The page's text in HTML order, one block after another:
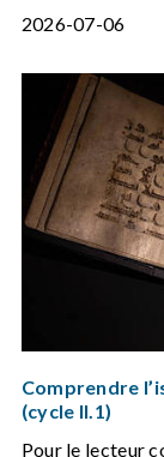
2026-07-06
Comprendre
(cycle II.1)
Pour le lecteur